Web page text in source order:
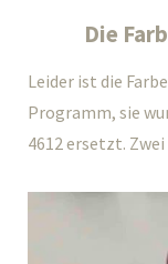
Die
Leider ist die
Programm, sie
4612 ersetzt.